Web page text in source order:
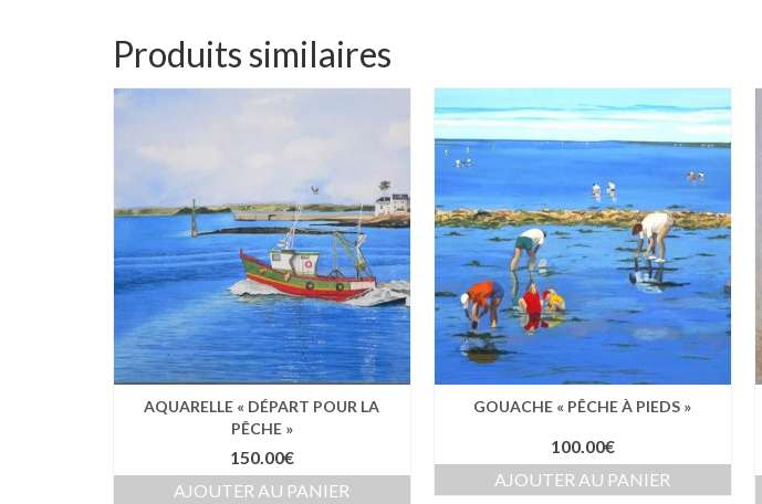
Produits similaires
AQUARELLE « DÉPART POUR LA
PÊCHE »
150.00€
AJOUTER AU PANIER
GOUACHE « PÊCHE À PIEDS »
100.00€
AJOUTER AU PANIER